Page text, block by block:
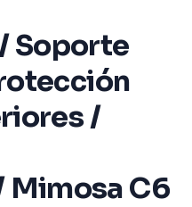
Soporte
/
Mimosa C6